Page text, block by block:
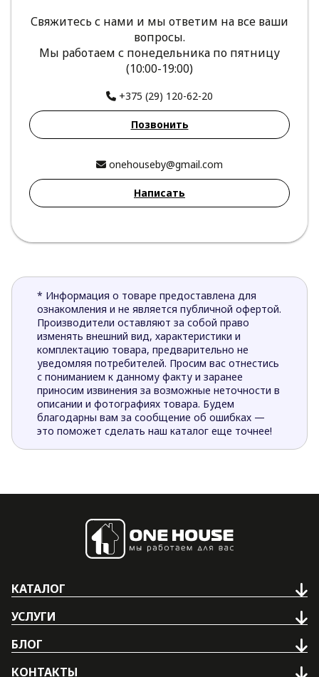
Свяжитесь с нами и мы ответим на все ваши
вопросы.
Мы работаем с понедельника по пятницу
(10:00-19:00)
+375 (29) 120-62-20
Позвонить
onehouseby@gmail.com
Написать
* Информация о товаре предоставлена для
ознакомления и не является публичной офертой.
Производители оставляют за собой право
изменять внешний вид, характеристики и
комплектацию товара, предварительно не
уведомляя потребителей. Просим вас отнестись
с пониманием к данному факту и заранее
приносим извинения за возможные неточности в
описании и фотографиях товара. Будем
благодарны вам за сообщение об ошибках —
это поможет сделать наш каталог еще точнее!
КАТАЛОГ
УСЛУГИ
БЛОГ
КОНТАКТЫ